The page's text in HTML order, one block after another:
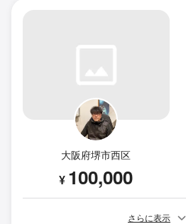
大阪府堺市西区
¥ 100,000
さらに表示